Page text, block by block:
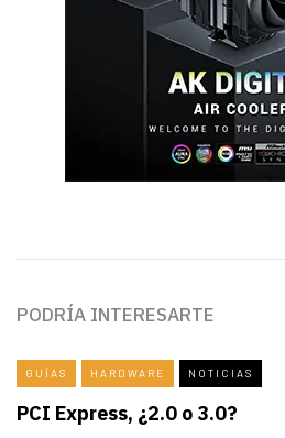
PODRÍA INTERESARTE
GUÍAS HARDWARE NOTICIAS
PCI Express, ¿2.0 o 3.0?